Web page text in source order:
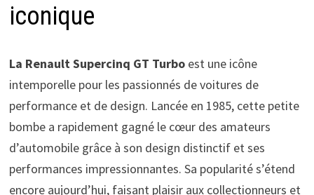
iconique
La Renault Supercinq GT Turboest une icône
intemporelle pour les passionnés de voitures de
performance et de design. Lancée en 1985, cette petite
bombe a rapidement gagné le cœur des amateurs
d’automobile grâce à son design distinctif et ses
performances impressionnantes. Sa popularité s’étend
encore aujourd’hui, faisant plaisir aux collectionneurs et